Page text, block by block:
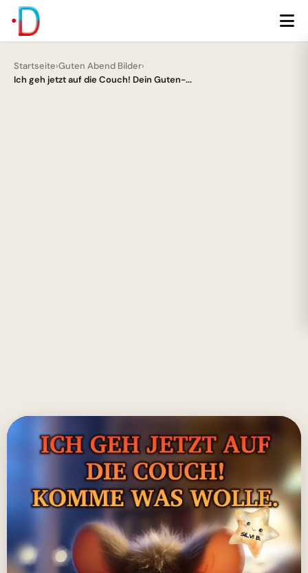
Startseite›Guten Abend Bilder›
Ich geh jetzt auf die Couch! Dein Guten-...